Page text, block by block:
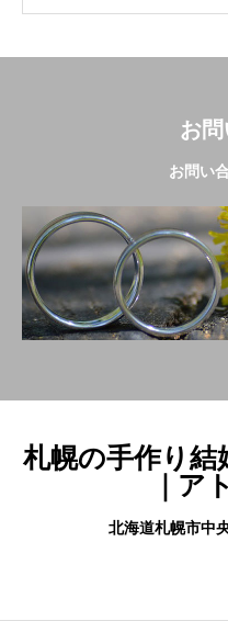
お
お問い
札幌の手作り結
｜ア
北海道札幌市中